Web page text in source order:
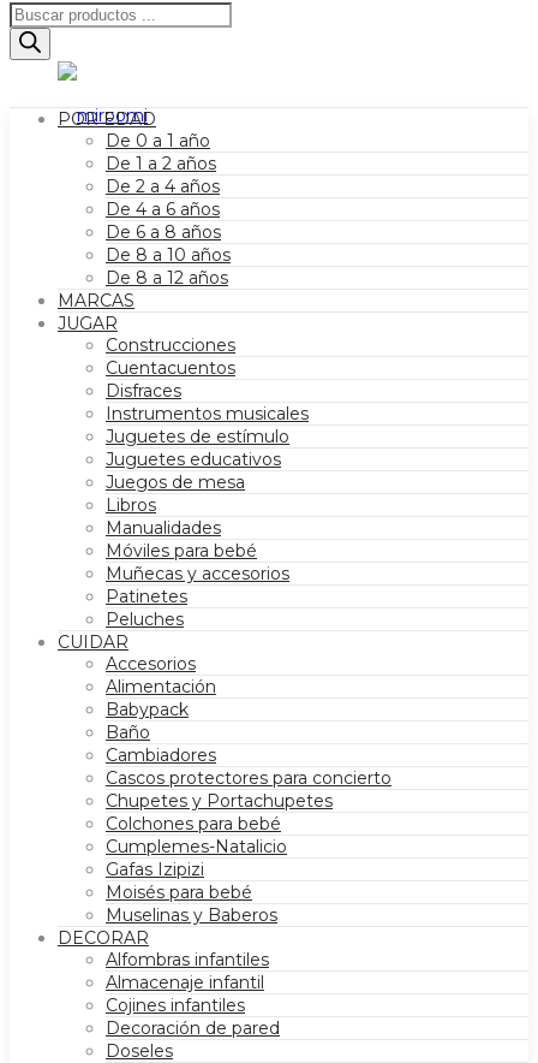
Búsqueda
de
productos
POR EDAD
De 0 a 1 año
De 1 a 2 años
De 2 a 4 años
De 4 a 6 años
De 6 a 8 años
De 8 a 10 años
De 8 a 12 años
MARCAS
JUGAR
Construcciones
Cuentacuentos
Disfraces
Instrumentos musicales
Juguetes de estímulo
Juguetes educativos
Juegos de mesa
Libros
Manualidades
Móviles para bebé
Muñecas y accesorios
Patinetes
Peluches
CUIDAR
Accesorios
Alimentación
Babypack
Baño
Cambiadores
Cascos protectores para concierto
Chupetes y Portachupetes
Colchones para bebé
Cumplemes-Natalicio
Gafas Izipizi
Moisés para bebé
Muselinas y Baberos
DECORAR
Alfombras infantiles
Almacenaje infantil
Cojines infantiles
Decoración de pared
Doseles